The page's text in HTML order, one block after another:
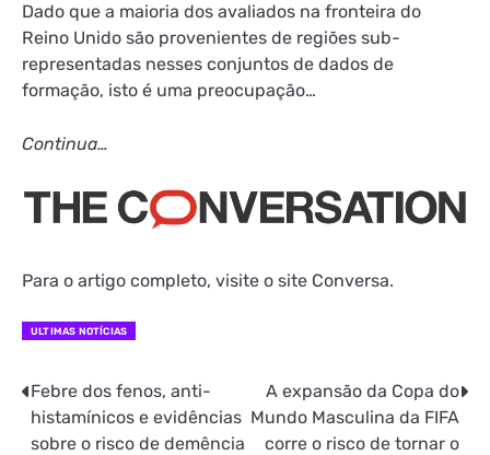
Dado que a maioria dos avaliados na fronteira do
Reino Unido são provenientes de regiões sub-
representadas nesses conjuntos de dados de
formação, isto é uma preocupação…
Continua…
Para o artigo completo, visite o site Conversa.
ULTIMAS NOTÍCIAS
Navegação
de
Febre dos fenos, anti-
histamínicos e evidências
sobre o risco de demência
A expansão da Copa do
Mundo Masculina da FIFA
corre o risco de tornar o